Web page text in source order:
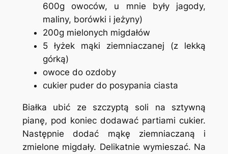
600g owoców, u mnie były jagody,
maliny, borówki i jeżyny)
200g mielonych migdałów
5 łyżek mąki ziemniaczanej (z lekką
górką)
owoce do ozdoby
cukier puder do posypania ciasta
Białka ubić ze szczyptą soli na sztywną
pianę, pod koniec dodawać partiami cukier.
Następnie dodać mąkę ziemniaczaną i
zmielone migdały. Delikatnie wymieszać. Na